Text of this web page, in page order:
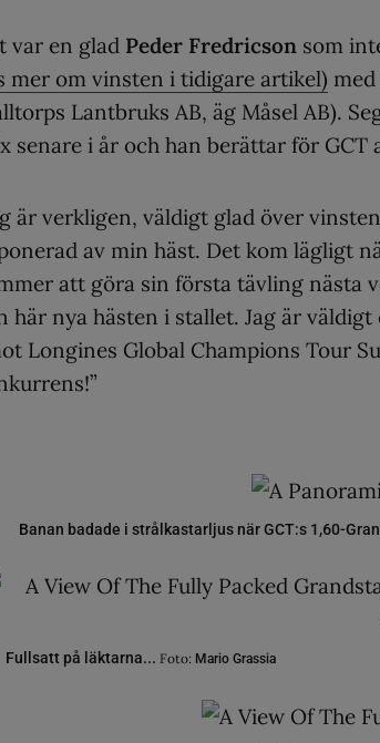
var en glad Peder Fredricson som
mer om vinsten i tidigare artikel) med
Lantbruks AB, äg Måsel AB).
senare i år och han berättar för GCT
är verkligen, väldigt glad över
av min häst. Det kom lägligt
att göra sin första tävling nästa
här nya hästen i stallet. Jag är
Longines Global Champions Tour
Banan badade i strålkastarljus när GCT:s 1,60-
Fullsatt på läktarna... Foto: Mario Grassia